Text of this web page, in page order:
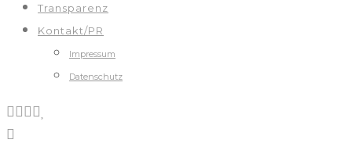
Transparenz
Kontakt/PR
Impressum
Datenschutz